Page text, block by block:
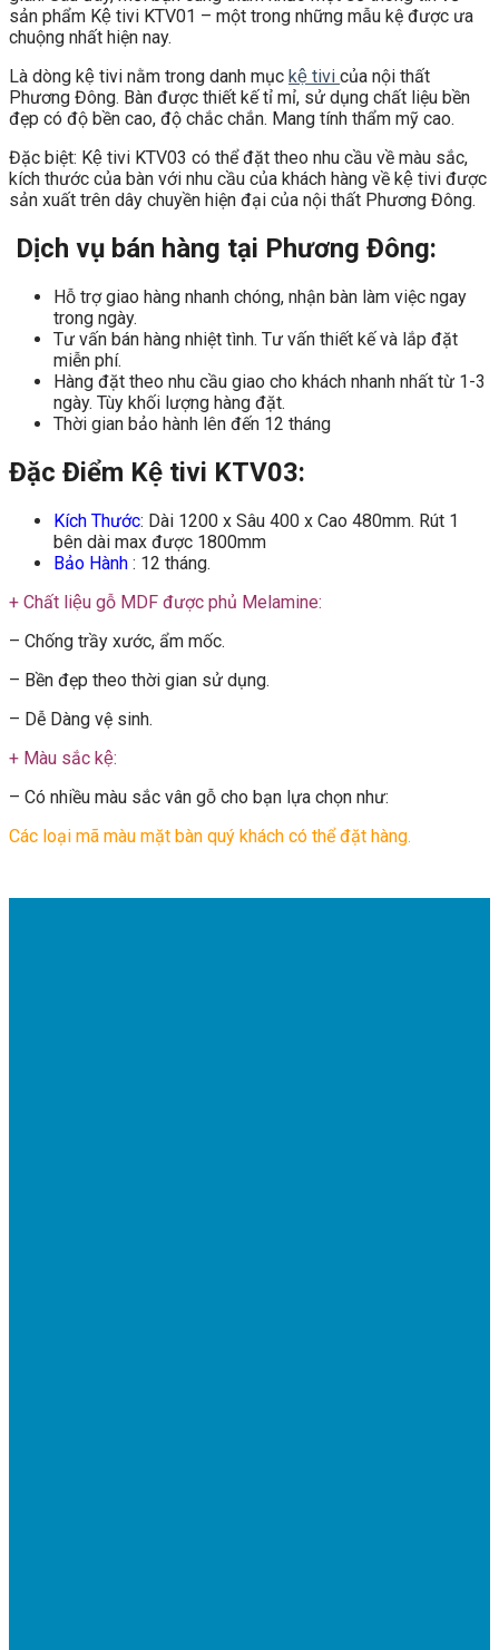
sản phẩm Kệ tivi KTV01 – một trong những mẫu kệ được ưa
chuộng nhất hiện nay.
Là dòng kệ tivi nằm trong danh mục kệ tivi của nội thất
Phương Đông. Bàn được thiết kế tỉ mỉ, sử dụng chất liệu bền
đẹp có độ bền cao, độ chắc chắn. Mang tính thẩm mỹ cao.
Đặc biệt: Kệ tivi KTV03 có thể đặt theo nhu cầu về màu sắc,
kích thước của bàn với nhu cầu của khách hàng về kệ tivi được
sản xuất trên dây chuyền hiện đại của nội thất Phương Đông.
Dịch vụ bán hàng tại Phương Đông:
Hỗ trợ giao hàng nhanh chóng, nhận bàn làm việc ngay
trong ngày.
Tư vấn bán hàng nhiệt tình. Tư vấn thiết kế và lắp đặt
miễn phí.
Hàng đặt theo nhu cầu giao cho khách nhanh nhất từ 1-3
ngày. Tùy khối lượng hàng đặt.
Thời gian bảo hành lên đến 12 tháng
Đặc Điểm Kệ tivi KTV03:
Kích Thước: Dài 1200 x Sâu 400 x Cao 480mm. Rút 1
bên dài max được 1800mm
Bảo Hành : 12 tháng.
+ Chất liệu gỗ MDF được phủ Melamine:
– Chống trầy xước, ẩm mốc.
– Bền đẹp theo thời gian sử dụng.
– Dễ Dàng vệ sinh.
+ Màu sắc kệ:
– Có nhiều màu sắc vân gỗ cho bạn lựa chọn như:
Các loại mã màu mặt bàn quý khách có thể đặt hàng.